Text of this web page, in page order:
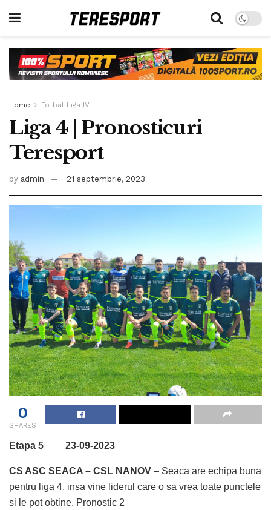
Home Fotbal Liga IV
Liga 4 | Pronosticuri
Teresport
by admin 21 septembrie, 2023
0
SHARES
Etapa 5 23-09-2023
CS ASC SEACA – CSL NANOV – Seaca are echipa buna
pentru liga 4, insa vine liderul care o sa vrea toate punctele
si le pot obtine. Pronostic 2